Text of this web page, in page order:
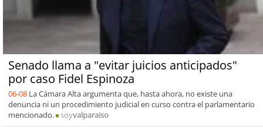
Senado llama a "evitar juicios anticipados"
por caso Fidel Espinoza
06-08 La Cámara Alta argumenta que, hasta ahora, no existe una
denuncia ni un procedimiento judicial en curso contra el parlamentario
mencionado.
soyvalparaiso